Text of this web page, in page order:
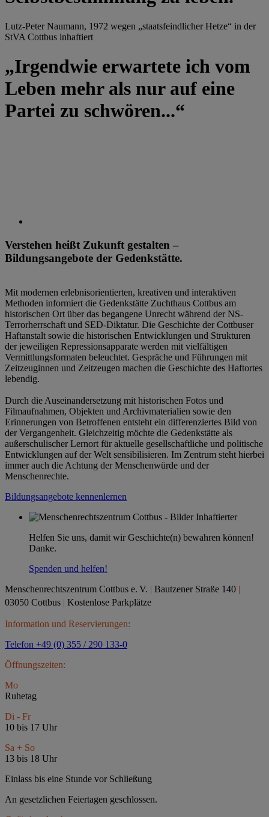
Lutz-Peter Naumann, 1972 wegen „staatsfeindlicher Hetze“ in der
StVA Cottbus inhaftiert
„Irgendwie erwartete ich vom
Leben mehr als nur auf eine
Partei zu schwören...“
Verstehen heißt Zukunft gestalten –
Bildungsangebote der Gedenkstätte.
Mit modernen erlebnisorientierten, kreativen und interaktiven
Methoden informiert die Gedenkstätte Zuchthaus Cottbus am
historischen Ort über das begangene Unrecht während der NS-
Terrorherrschaft und SED-Diktatur. Die Geschichte der Cottbuser
Haftanstalt sowie die historischen Entwicklungen und Strukturen
der jeweiligen Repressionsapparate werden mit vielfältigen
Vermittlungsformaten beleuchtet. Gespräche und Führungen mit
Zeitzeuginnen und Zeitzeugen machen die Geschichte des Haftortes
lebendig.
Durch die Auseinandersetzung mit historischen Fotos und
Filmaufnahmen, Objekten und Archivmaterialien sowie den
Erinnerungen von Betroffenen entsteht ein differenziertes Bild von
der Vergangenheit. Gleichzeitig möchte die Gedenkstätte als
außerschulischer Lernort für aktuelle gesellschaftliche und politische
Entwicklungen auf der Welt sensibilisieren. Im Zentrum steht hierbei
immer auch die Achtung der Menschenwürde und der
Menschenrechte.
Bildungsangebote kennenlernen
Helfen Sie uns, damit wir Geschichte(n) bewahren können!
Danke.
Spenden und helfen!
Menschenrechtszentrum Cottbus e. V. | Bautzener Straße 140 |
03050 Cottbus | Kostenlose Parkplätze
Information und Reservierungen:
Telefon +49 (0) 355 / 290 133-0
Öffnungszeiten:
Mo
Ruhetag
Di - Fr
10 bis 17 Uhr
Sa + So
13 bis 18 Uhr
Einlass bis eine Stunde vor Schließung
An gesetzlichen Feiertagen geschlossen.